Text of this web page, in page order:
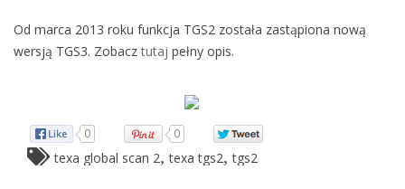
Od marca 2013 roku funkcja TGS2 została zastąpiona nową
wersją TGS3. Zobacztutaj pełny opis.
0 0
texa global scan 2,texa tgs2,tgs2